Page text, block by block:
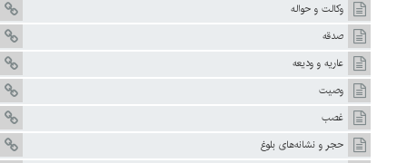
وكالت و حواله
صدقه
عاريه و وديعه
وصيت
غصب
حجر و نشانه‌هاى بلوغ